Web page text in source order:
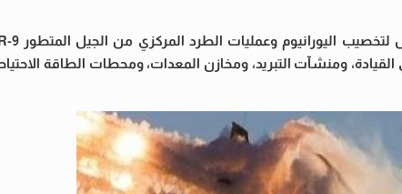
القيادة، ومنشآت التبريد، ومخازن المعدات، ومحطات الطاقة